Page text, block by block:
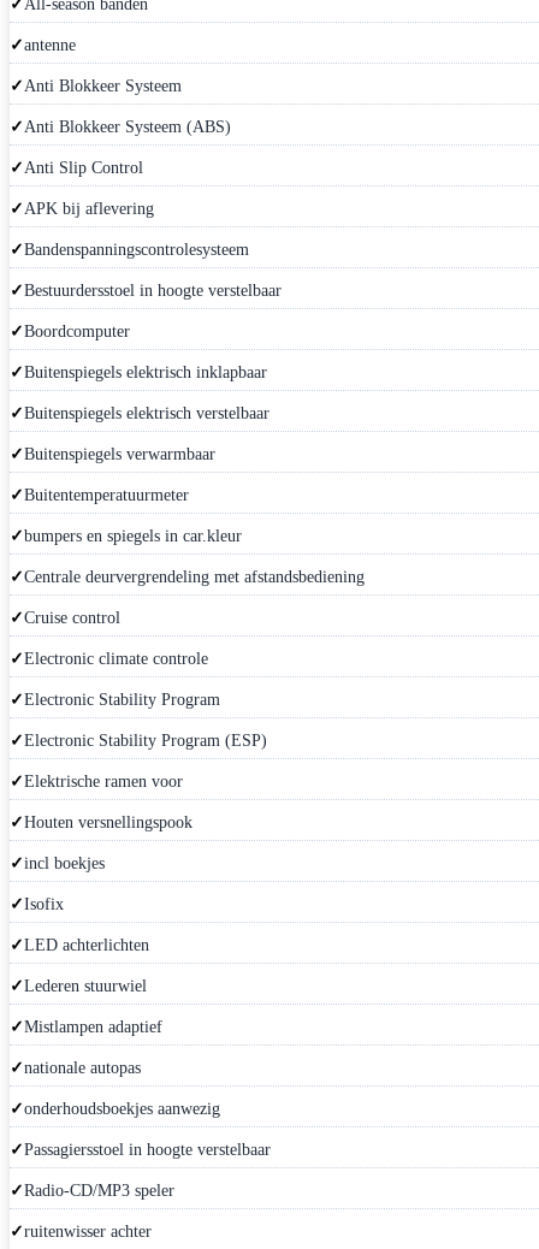
All-season banden
antenne
Anti Blokkeer Systeem
Anti Blokkeer Systeem (ABS)
Anti Slip Control
APK bij aflevering
Bandenspanningscontrolesysteem
Bestuurdersstoel in hoogte verstelbaar
Boordcomputer
Buitenspiegels elektrisch inklapbaar
Buitenspiegels elektrisch verstelbaar
Buitenspiegels verwarmbaar
Buitentemperatuurmeter
bumpers en spiegels in car.kleur
Centrale deurvergrendeling met afstandsbediening
Cruise control
Electronic climate controle
Electronic Stability Program
Electronic Stability Program (ESP)
Elektrische ramen voor
Houten versnellingspook
incl boekjes
Isofix
LED achterlichten
Lederen stuurwiel
Mistlampen adaptief
nationale autopas
onderhoudsboekjes aanwezig
Passagiersstoel in hoogte verstelbaar
Radio-CD/MP3 speler
ruitenwisser achter